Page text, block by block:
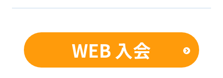
での統計的なデータの作成、活用、公
■個人情報の管理WEB 入会